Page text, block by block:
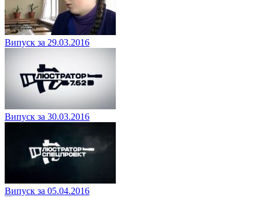
Випуск за 29.03.2016
Випуск за 30.03.2016
Випуск за 05.04.2016